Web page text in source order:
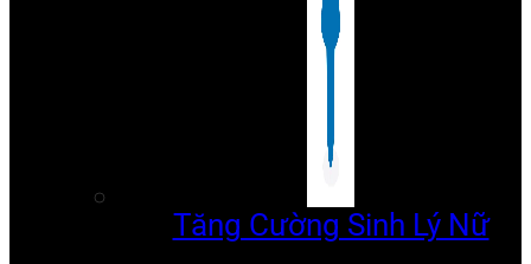
Tăng Cường Sinh Lý Nữ